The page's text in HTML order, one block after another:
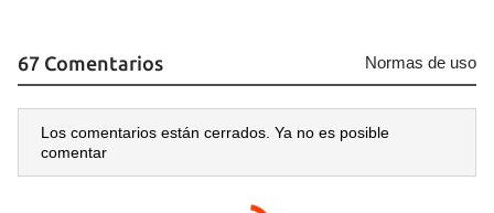
67 Comentarios Normas de uso
Los comentarios están cerrados. Ya no es posible
comentar